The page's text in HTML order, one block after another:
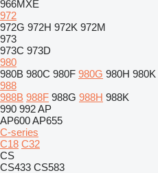
966MXE
972
972G 972H 972K 972M
973
973C 973D
980
980B 980C 980F 980G 980H 980K
988
988B 988F 988G 988H 988K
990 992AP
AP600AP655
C-series
C18 C32
CS
CS433 CS583